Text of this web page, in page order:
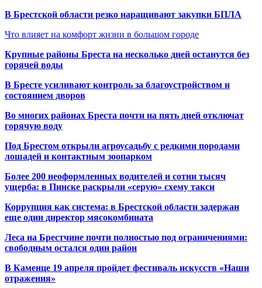
В Брестской области резко наращивают закупки БПЛА
Что влияет на комфорт жизни в большом городе
Крупные районы Бреста на несколько дней останутся без
горячей воды
В Бресте усиливают контроль за благоустройством и
состоянием дворов
Во многих районах Бреста почти на пять дней отключат
горячую воду
Под Брестом открыли агроусадьбу с редкими породами
лошадей и контактным зоопарком
Более 200 неоформленных водителей и сотни тысяч
ущерба: в Пинске раскрыли «серую» схему такси
Коррупция как система: в Брестской области задержан
еще один директор мясокомбината
Леса на Брестчине почти полностью под ограничениями:
свободным остался один район
В Каменце 19 апреля пройдет фестиваль искусств «Наши
отражения»